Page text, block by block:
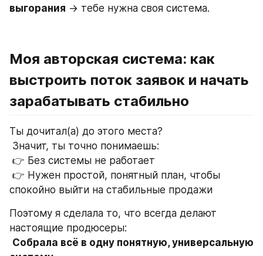
выгорания → тебе нужна своя система.
Моя авторская система: как
выстроить поток заявок и начать
зарабатывать стабильно
Ты дочитал(а) до этого места?
Значит, ты точно понимаешь:
👉 Без системы не работает
спокойно выйти на стабильные продажи
Поэтому я сделала то, что всегда делают
настоящие продюсеры:
Собрала всё в одну понятную, универсальную